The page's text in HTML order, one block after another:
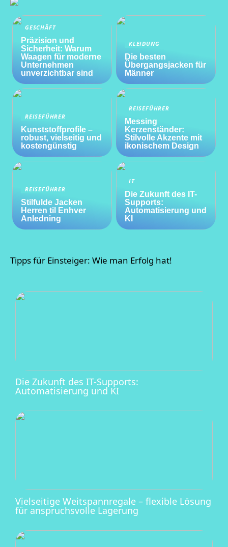
GESCHÄFT
Präzision und
Sicherheit: Warum
Waagen für moderne
Unternehmen
unverzichtbar sind
KLEIDUNG
Die besten
Übergangsjacken für
Männer
REISEFÜHRER
Kunststoffprofile –
robust, vielseitig und
kostengünstig
REISEFÜHRER
Messing
Kerzenständer:
Stilvolle Akzente mit
ikonischem Design
REISEFÜHRER
Stilfulde Jacken
Herren til Enhver
Anledning
IT
Die Zukunft des IT-
Supports:
Automatisierung und
KI
Tipps für Einsteiger: Wie man Erfolg hat!
Die Zukunft des IT-Supports:
Automatisierung und KI
Vielseitige Weitspannregale – flexible Lösung
für anspruchsvolle Lagerung